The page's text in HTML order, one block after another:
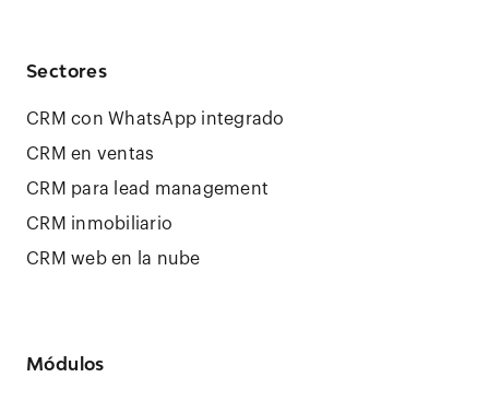
Sectores
CRM con WhatsApp integrado
CRM en ventas
CRM para lead management
CRM inmobiliario
CRM web en la nube
Módulos